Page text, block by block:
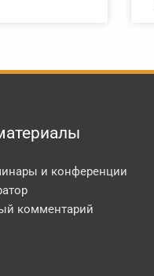
и конференции
комментарий